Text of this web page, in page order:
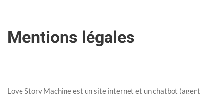
Mentions légales
Love Story Machine est un site internet et un chatbot (agent